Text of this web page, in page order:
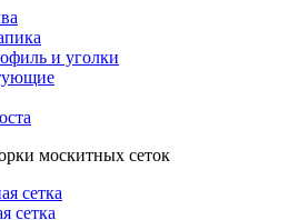
и уголки
москитных сеток
сетка
сетка